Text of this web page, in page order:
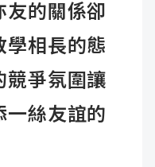
友的關係卻
學相長的態
競爭氛圍讓
一絲友誼的